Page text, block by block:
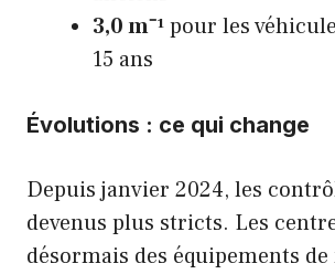
3,0 m⁻¹pour les
15 ans
Évolutions : ce qui change
Depuis janvier 2024, les
devenus plus stricts. Les
désormais des équipements